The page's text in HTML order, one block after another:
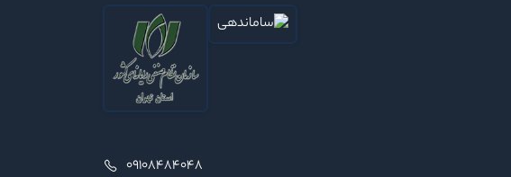
09108484048